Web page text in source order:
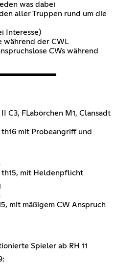
was dabei
aller Truppen rund um die
Interesse)
während der CWL
CWs während
C3, FLabörchen M1, Clansadt
mit Probeangriff und
th15, mit Heldenpflicht
mit mäßigem CW Anspruch
Spieler ab RH 11